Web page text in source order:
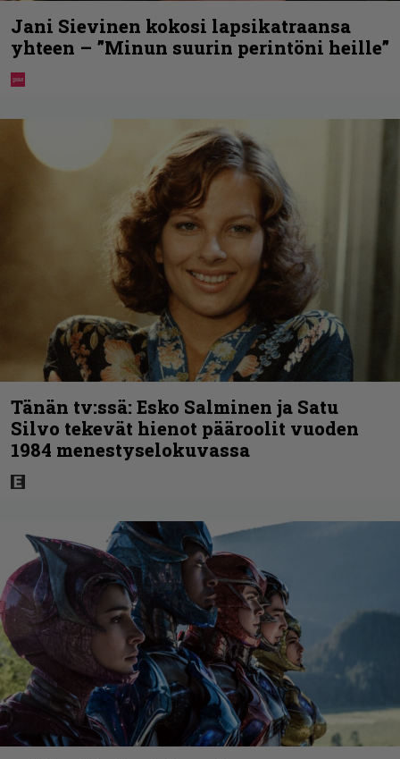
Jani Sievinen kokosi lapsikatraansa
yhteen – ”Minun suurin perintöni heille”
Tänän tv:ssä: Esko Salminen ja Satu
Silvo tekevät hienot pääroolit vuoden
1984 menestyselokuvassa